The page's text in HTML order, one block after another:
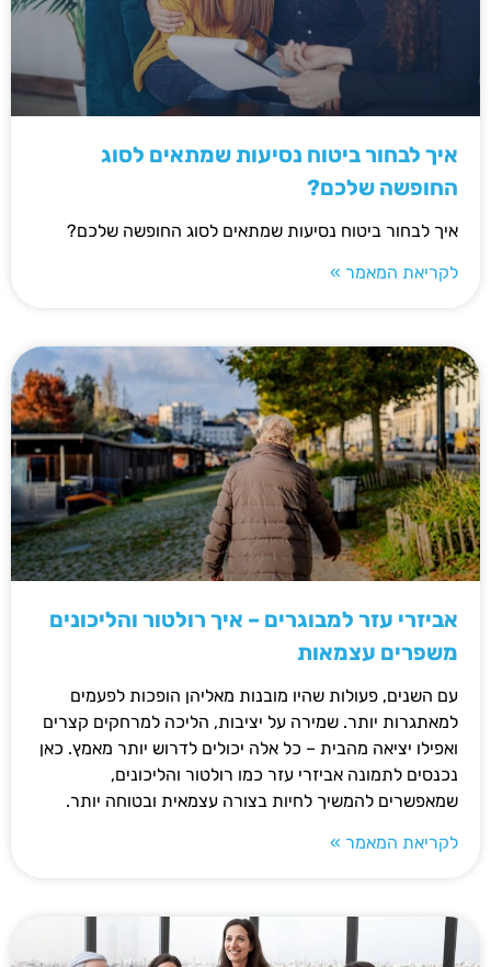
איך לבחור ביטוח נסיעות שמתאים לסוג
החופשה שלכם?
איך לבחור ביטוח נסיעות שמתאים לסוג החופשה שלכם?
לקריאת המאמר »
אביזרי עזר למבוגרים – איך רולטור והליכונים
משפרים עצמאות
עם השנים, פעולות שהיו מובנות מאליהן הופכות לפעמים
למאתגרות יותר. שמירה על יציבות, הליכה למרחקים קצרים
ואפילו יציאה מהבית – כל אלה יכולים לדרוש יותר מאמץ. כאן
נכנסים לתמונה אביזרי עזר כמו רולטור והליכונים,
שמאפשרים להמשיך לחיות בצורה עצמאית ובטוחה יותר.
לקריאת המאמר »